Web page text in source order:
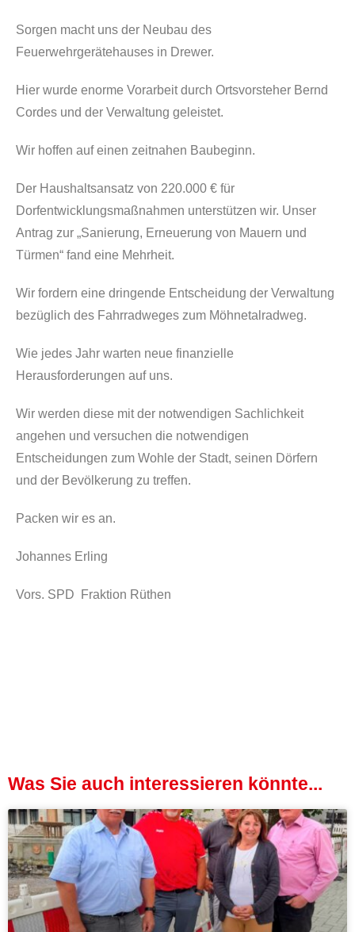
Sorgen macht uns der Neubau des
Feuerwehrgerätehauses in Drewer.
Hier wurde enorme Vorarbeit durch Ortsvorsteher Bernd
Cordes und der Verwaltung geleistet.
Wir hoffen auf einen zeitnahen Baubeginn.
Der Haushaltsansatz von 220.000 € für
Dorfentwicklungsmaßnahmen unterstützen wir. Unser
Antrag zur „Sanierung, Erneuerung von Mauern und
Türmen“ fand eine Mehrheit.
Wir fordern eine dringende Entscheidung der Verwaltung
bezüglich des Fahrradweges zum Möhnetalradweg.
Wie jedes Jahr warten neue finanzielle
Herausforderungen auf uns.
Wir werden diese mit der notwendigen Sachlichkeit
angehen und versuchen die notwendigen
Entscheidungen zum Wohle der Stadt, seinen Dörfern
und der Bevölkerung zu treffen.
Packen wir es an.
Johannes Erling
Vors. SPD Fraktion Rüthen
Was Sie auch interessieren könnte...